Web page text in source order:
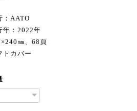
：AATO
年：2022年
㎜、68頁
トカバー